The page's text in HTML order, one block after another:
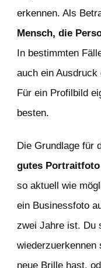
erkennen. Als
Mensch, die
In bestimmten
auch ein Ausdruck
Für ein Profilbild
besten.
Die Grundlage für
gutes Portraitfoto
so aktuell wie
ein Businessfoto
zwei Jahre ist. Du
wiederzuerkennen
neue Brille hast,